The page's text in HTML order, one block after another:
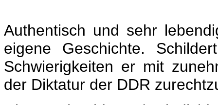
Authentisch und sehr
eigene Geschichte.
Schwierigkeiten er mit
der Diktatur der DDR